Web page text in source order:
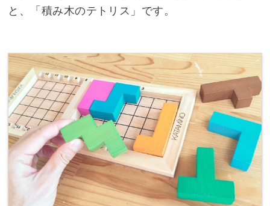
と、「積み木のテトリス」です。